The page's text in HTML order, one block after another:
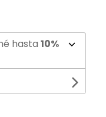
hasta 10%